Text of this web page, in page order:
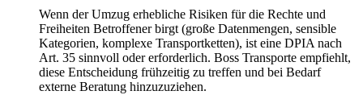
Wenn der Umzug erhebliche Risiken für die Rechte und
Freiheiten Betroffener birgt (große Datenmengen, sensible
Kategorien, komplexe Transportketten), ist eine DPIA nach
Art. 35 sinnvoll oder erforderlich. Boss Transporte empfiehlt,
diese Entscheidung frühzeitig zu treffen und bei Bedarf
externe Beratung hinzuzuziehen.